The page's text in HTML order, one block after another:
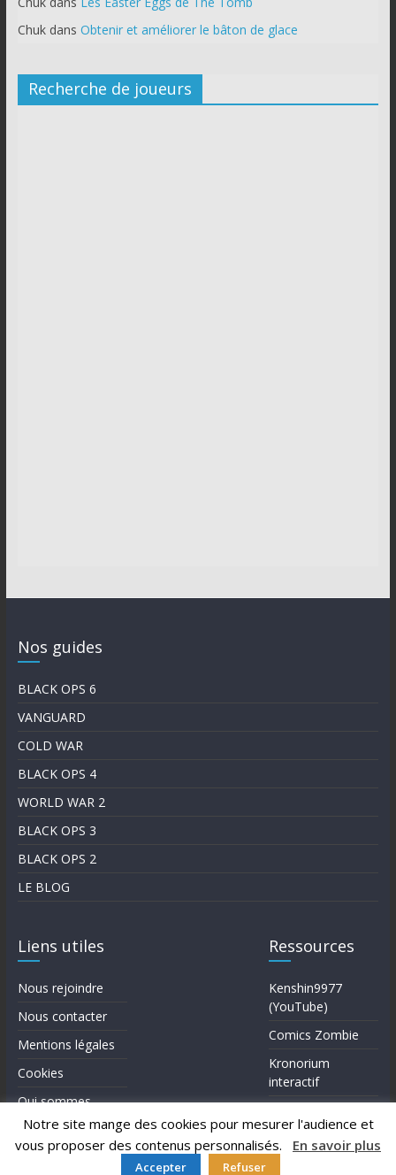
Notre site mange des cookies pour mesurer l'audience et
vous proposer des contenus personnalisés. En savoir plus
Accepter Refuser
Chukdans Obtenir et améliorer le bâton de glace
Recherche de joueurs
Nos guides
BLACK OPS 6
VANGUARD
COLD WAR
BLACK OPS 4
WORLD WAR 2
BLACK OPS 3
BLACK OPS 2
LE BLOG
Liens utiles
Nous rejoindre
Nous contacter
Mentions légales
Cookies
Qui sommes-
nous?
Ressources
Kenshin9977
(YouTube)
Comics Zombie
Kronorium
interactif